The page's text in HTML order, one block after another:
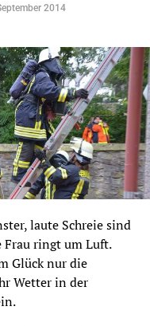
2014
laute Schreie sind
ringt um Luft.
Glück nur die
Wetter in der